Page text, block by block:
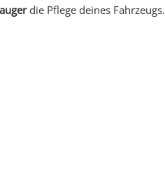
die Pflege deines Fahrzeugs.